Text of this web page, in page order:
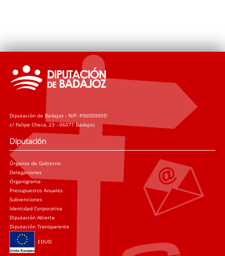
Diputación de Badajoz - NIF: P0600000D
c/ Felipe Checa, 23 - 06071 Badajoz
Diputación
Órganos de Gobierno
Delegaciones
Organigrama
Presupuestos Anuales
Subvenciones
Identidad Corporativa
Diputación Abierta
Diputación Transparente
EDUSI